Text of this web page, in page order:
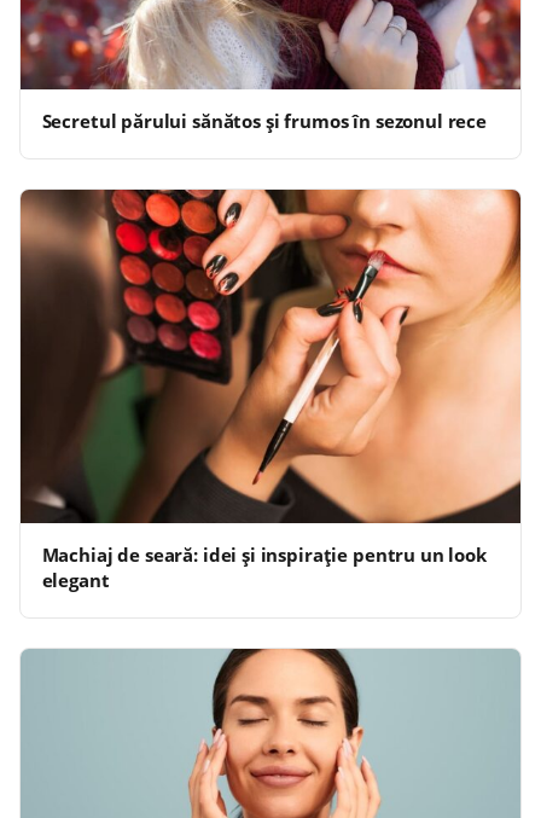
Secretul părului sănătos și frumos în sezonul rece
Machiaj de seară: idei și inspirație pentru un look
elegant